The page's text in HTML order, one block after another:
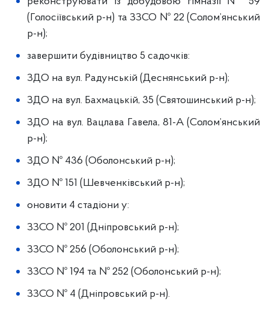
(Голосіївський р-н) та ЗЗСО № 22 (Солом’янський
р-н);
завершити будівництво 5 садочків:
ЗДО на вул. Радунській (Деснянський р-н);
ЗДО на вул. Бахмацькій, 35 (Святошинський р-н);
ЗДО на вул. Вацлава Гавела, 81-А (Солом’янський
р-н);
ЗДО № 436 (Оболонський р-н);
ЗДО № 151 (Шевченківський р-н);
оновити 4 стадіони у:
ЗЗСО № 201 (Дніпровський р-н);
ЗЗСО № 256 (Оболонський р-н);
ЗЗСО № 194 та № 252 (Оболонський р-н);
ЗЗСО № 4 (Дніпровський р-н).